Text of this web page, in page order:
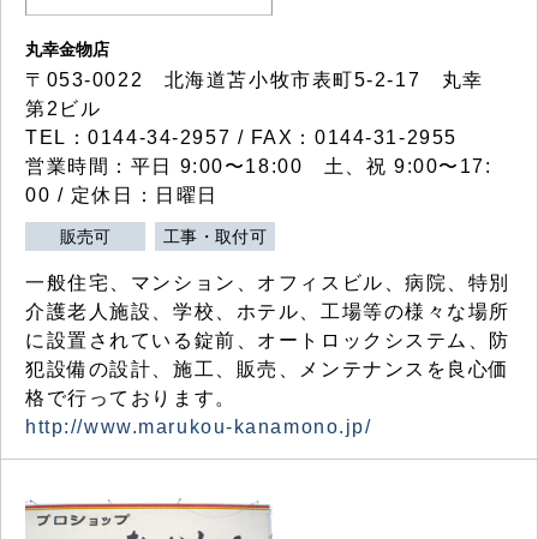
丸幸金物店
〒053-0022 北海道苫小牧市表町5-2-17 丸幸
第2ビル
TEL：0144-34-2957 / FAX：0144-31-2955
営業時間：平日 9:00〜18:00 土、祝 9:00〜17:
00 / 定休日：日曜日
販売可 工事・取付可
一般住宅、マンション、オフィスビル、病院、特別
介護老人施設、学校、ホテル、工場等の様々な場所
に設置されている錠前、オートロックシステム、防
犯設備の設計、施工、販売、メンテナンスを良心価
格で行っております。
http://www.marukou-kanamono.jp/